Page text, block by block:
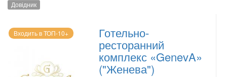
Довідник
Входить в ТОП-10+ Готельно-
ресторанний
комплекс «GenevA»
("Женева")